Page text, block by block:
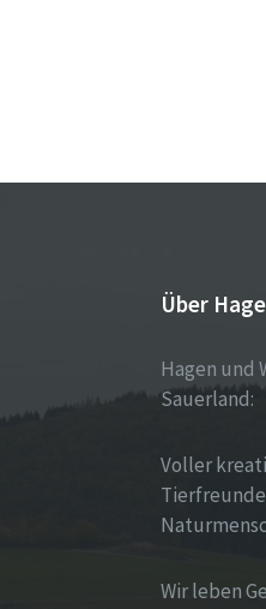
Über
Hagen und
Sauerland:
Voller
Wir leben